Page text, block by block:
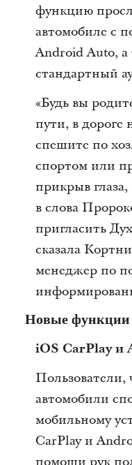
функцию
автомобиле с
Android Auto,
стандартный
«Будь вы
пути, в дороге
спешите по
спортом или
прикрыв
в слова
пригласить
сказала
менеджер по
Новые функции
iOS CarPlay и
Пользователи,
автомобили
мобильному
CarPlay и